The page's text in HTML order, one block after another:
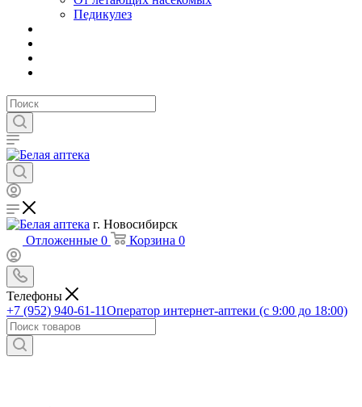
Педикулез
г. Новосибирск
Отложенные 0 Корзина 0
Телефоны
+7 (952) 940-61-11Оператор интернет-аптеки (с 9:00 до 18:00)